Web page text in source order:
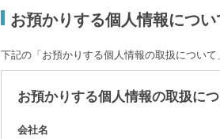
お預かりする個人情報につい
下記の「お預かりする個人情報の取扱につい
お預かりする個人情報の取扱に
会社名